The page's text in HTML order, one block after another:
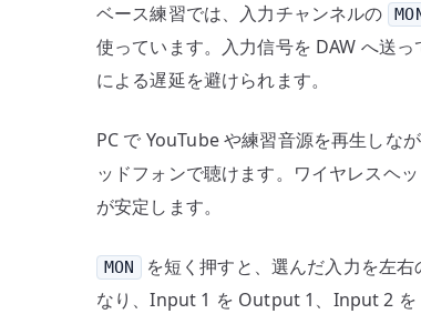
ベース練習では、入力チャンネルの
使っています。入力信号を DAW へ送
による遅延を避けられます。
PC で YouTube や練習音源を再生しな
ッドフォンで聴けます。ワイヤレスヘ
が安定します。
MON
を短く押すと、選んだ入力を左
なり、Input 1 を Output 1、Input 2 を